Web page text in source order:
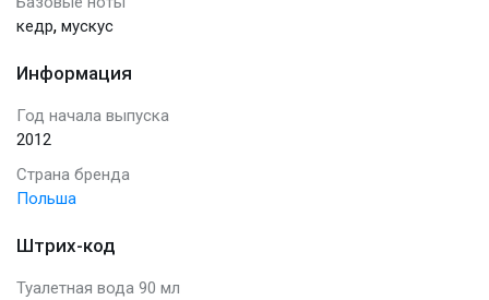
кедр, мускус
Информация
Год начала выпуска
2012
Страна бренда
Польша
Штрих-код
Туалетная вода 90 мл